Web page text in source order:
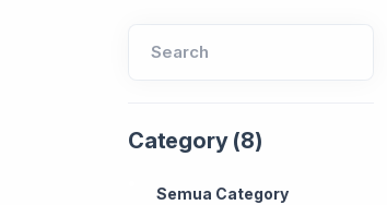
Search
Category (8)
Semua Category